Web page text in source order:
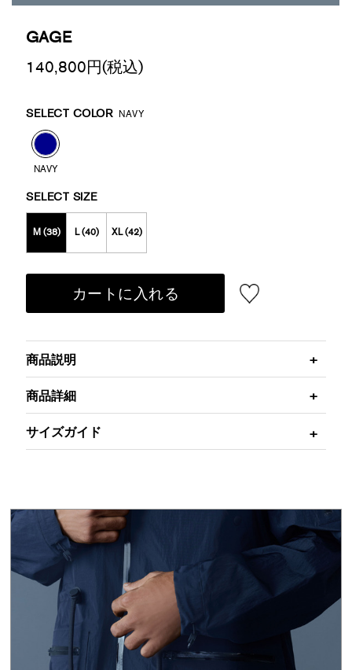
GAGE
140,800円(税込)
Variations
SELECT COLOR NAVY
NAVY
SELECT SIZE
M (38) L (40) XL (42)
カートに入れる
商品説明
商品詳細
サイズガイド